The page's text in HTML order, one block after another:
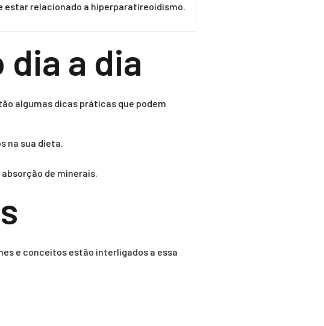
estar relacionado a hiperparatireoidismo.
a dia
algumas dicas práticas que podem
na sua dieta.
de minerais.
e conceitos estão interligados a essa